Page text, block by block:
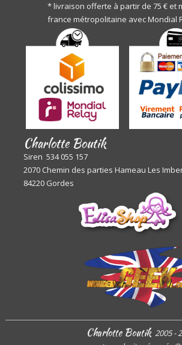
* livraison offerte à partir de 75 € et
france métropolitaine avec Mondial
Charlotte Boutik
Siren 534 055 157
2070 Chemin des parties Hameau Les
84220 Gordes
Charlotte Boutik 2005 -